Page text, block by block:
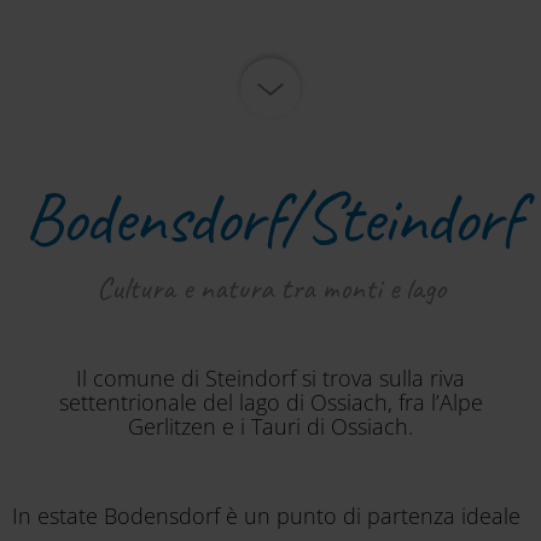
Bodensdorf/Steindorf
Cultura e natura tra monti e lago
Il comune di Steindorf si trova sulla riva
settentrionale del lago di Ossiach, fra l’Alpe
Gerlitzen e i Tauri di Ossiach.
In estate Bodensdorf è un punto di partenza ideale